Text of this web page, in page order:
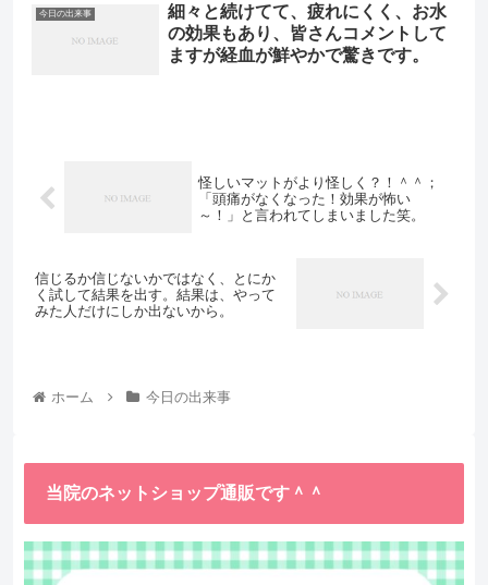
今日の出来事
細々と続けてて、疲れにくく、お水
の効果もあり、皆さんコメントして
ますが経血が鮮やかで驚きです。
怪しいマットがより怪しく？！＾＾；
「頭痛がなくなった！効果が怖い
～！」と言われてしまいました笑。
信じるか信じないかではなく、とにか
く試して結果を出す。結果は、やって
みた人だけにしか出ないから。
ホーム 今日の出来事
当院のネットショップ通販です＾＾